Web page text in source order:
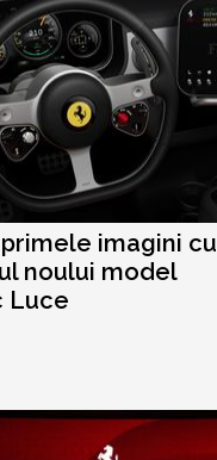
imagini cu
noului model
Luce